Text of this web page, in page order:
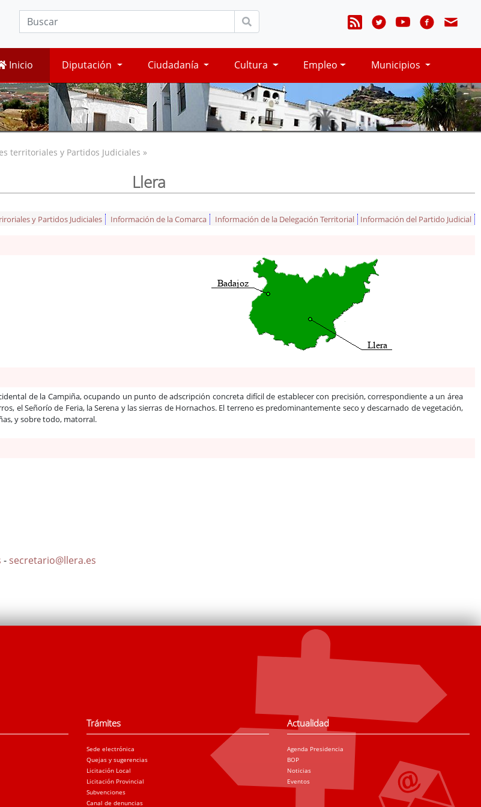
Inicio Diputación Ciudadanía Cultura Empleo Municipios
territoriales y Partidos Judiciales »
Llera
y Partidos Judiciales Información de la Comarca Información de la Delegación Territorial Información del Partido Judicial
de la Campiña, ocupando un punto de adscripción concreta difícil de establecer con precisión, correspondiente a un área
el Señorío de Feria, la Serena y las sierras de Hornachos. El terreno es predominantemente seco y descarnado de vegetación,
y sobre todo, matorral.
- secretario@llera.es
Trámites
Sede electrónica
Quejas y sugerencias
Licitación Local
Licitación Provincial
Subvenciones
Canal de denuncias
Actualidad
Agenda Presidencia
BOP
Noticias
Eventos